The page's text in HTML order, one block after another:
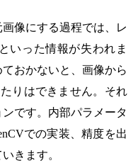
像にする過程では、レ
いった情報が失われま
おかないと、画像から
りはできません。それ
です。内部パラメータ
での実装、精度を出
きます。